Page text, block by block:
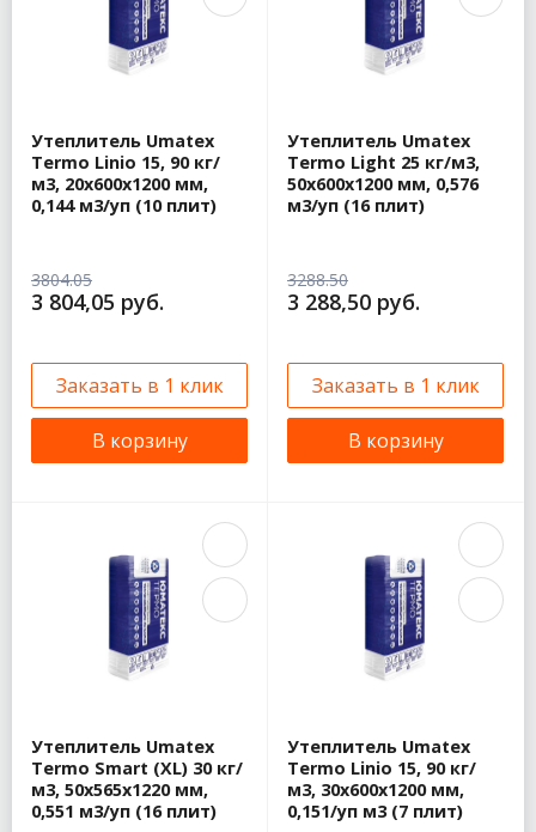
Утеплитель Umatex
Termo Linio 15, 90 кг/
м3, 20х600х1200 мм,
0,144 м3/уп (10 плит)
3804.05
3 804,05 руб.
Заказать в 1 клик
В корзину
Утеплитель Umatex
Termo Light 25 кг/м3,
50х600х1200 мм, 0,576
м3/уп (16 плит)
3288.50
3 288,50 руб.
Заказать в 1 клик
В корзину
Утеплитель Umatex
Termo Smart (XL) 30 кг/
м3, 50х565х1220 мм,
0,551 м3/уп (16 плит)
Утеплитель Umatex
Termo Linio 15, 90 кг/
м3, 30х600х1200 мм,
0,151/уп м3 (7 плит)